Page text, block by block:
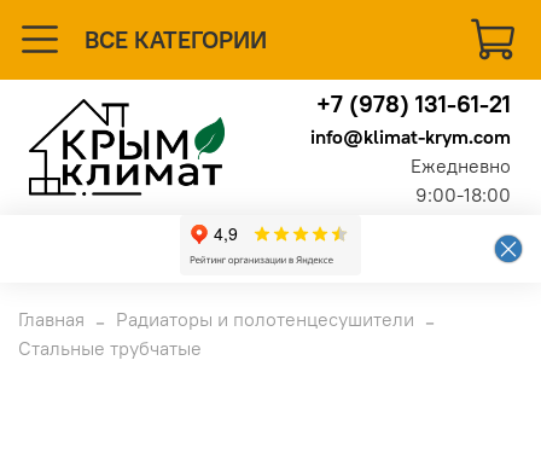
ВСЕ КАТЕГОРИИ
+7 (978) 131-61-21
info@klimat-krym.com
Ежедневно
9:00-18:00
Главная
Радиаторы и полотенцесушители
Стальные трубчатые